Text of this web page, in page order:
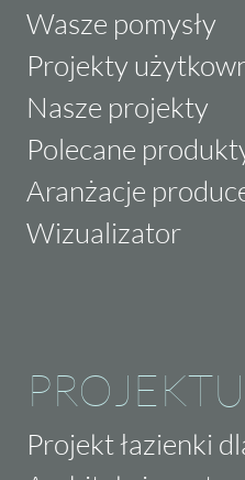
Wasze pomysły
Projekty
Nasze projekty
Polecane
Aranżacje
Wizualizator
Projekt łazienki